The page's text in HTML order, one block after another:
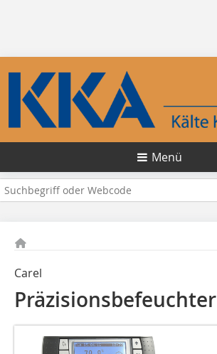
Menü
Carel
Präzisions­befeuchter